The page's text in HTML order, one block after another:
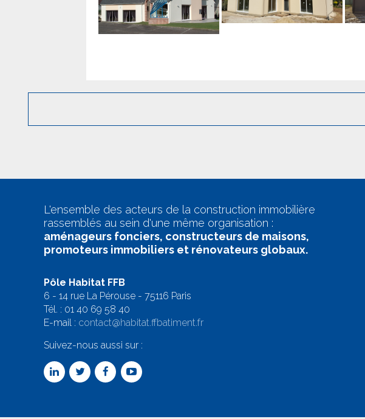
L'ensemble des acteurs de la construction immobilière
rassemblés au sein d'une même organisation :
aménageurs fonciers, constructeurs de maisons,
promoteurs immobiliers et rénovateurs globaux.
Pôle Habitat FFB
6 - 14 rue La Pérouse - 75116 Paris
Tél. : 01 40 69 58 40
E-mail : contact@habitat.ffbatiment.fr
Suivez-nous aussi sur :